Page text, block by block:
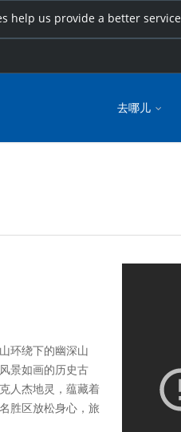
help us provide a better service
去哪儿
环绕下的幽深山
景如画的历史古
人杰地灵，蕴藏着
胜区放松身心，旅